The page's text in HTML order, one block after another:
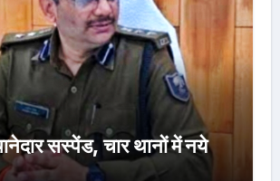
सस्पेंड, चार थानों में नये